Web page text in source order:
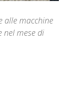
alle macchine
nel mese di